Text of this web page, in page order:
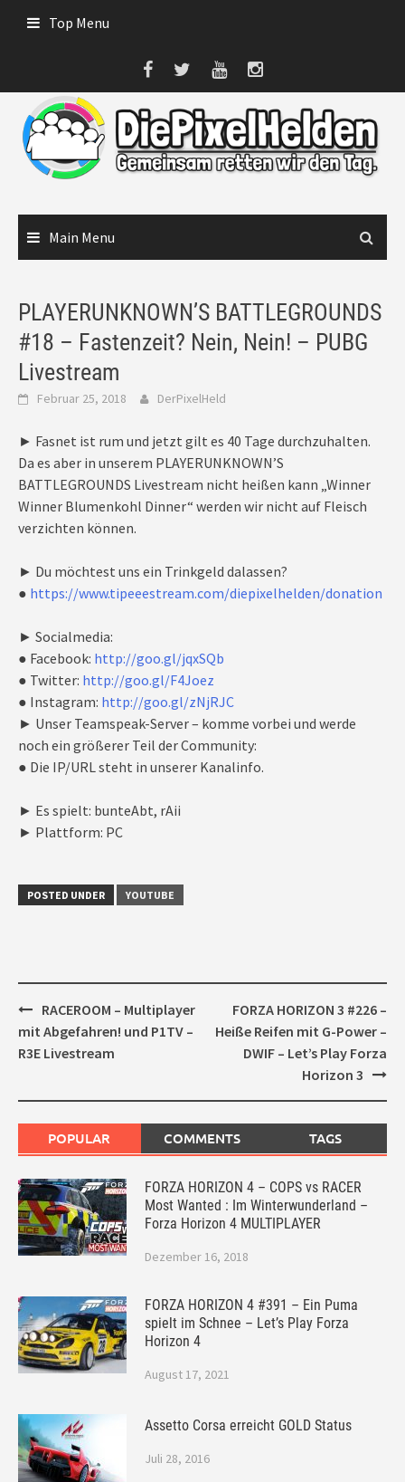
Top Menu
Main Menu
PLAYERUNKNOWN’S BATTLEGROUNDS
#18 – Fastenzeit? Nein, Nein! – PUBG
Livestream
Februar 25, 2018 DerPixelHeld
► Fasnet ist rum und jetzt gilt es 40 Tage durchzuhalten.
Da es aber in unserem PLAYERUNKNOWN’S
BATTLEGROUNDS Livestream nicht heißen kann „Winner
Winner Blumenkohl Dinner“ werden wir nicht auf Fleisch
verzichten können.
► Du möchtest uns ein Trinkgeld dalassen?
● https://www.tipeeestream.com/diepixelhelden/donation
► Socialmedia:
● Facebook: http://goo.gl/jqxSQb
● Twitter: http://goo.gl/F4Joez
● Instagram: http://goo.gl/zNjRJC
► Unser Teamspeak-Server – komme vorbei und werde
noch ein größerer Teil der Community:
● Die IP/URL steht in unserer Kanalinfo.
► Es spielt: bunteAbt, rAii
► Plattform: PC
POSTED UNDER YOUTUBE
Post
navigation
RACEROOM – Multiplayer
mit Abgefahren! und P1TV –
R3E Livestream
FORZA HORIZON 3 #226 –
Heiße Reifen mit G-Power –
DWIF – Let’s Play Forza
Horizon 3
POPULAR COMMENTS TAGS
FORZA HORIZON 4 – COPS vs RACER
Most Wanted : Im Winterwunderland –
Forza Horizon 4 MULTIPLAYER
Dezember 16, 2018
FORZA HORIZON 4 #391 – Ein Puma
spielt im Schnee – Let’s Play Forza
Horizon 4
August 17, 2021
Assetto Corsa erreicht GOLD Status
Juli 28, 2016